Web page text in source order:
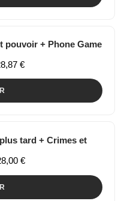
pouvoir + Phone Game
€
tard + Crimes et
€